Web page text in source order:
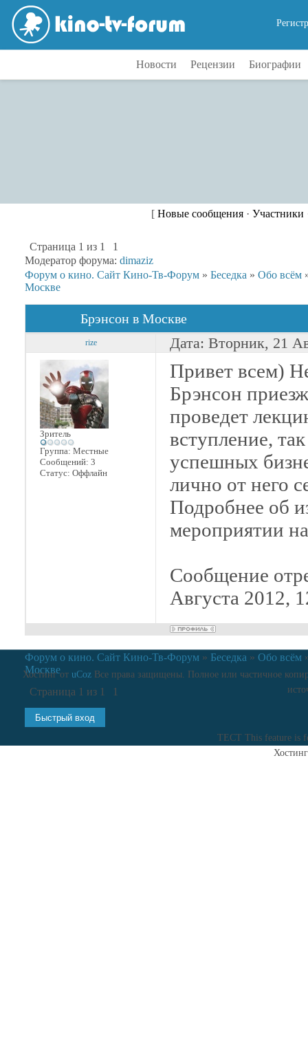
Новости Рецензии Биографии
[ Новые сообщения· Участники
Страница 1 из 1
1
Модератор форума: dimaziz
Форум о кино. Сайт Кино-Тв-Форум » Беседка » Обо всём
Москве
Брэнсон в Москве
rize Дата: Вторник, 21
Зритель
Группа: Местные
Сообщений: 3
Статус: Оффлайн
Привет всем)
Брэнсон
проведет
вступление,
успешных
лично от него
Подробнее об
мероприятии
Сообщение
Августа 2012,
Форум о кино. Сайт Кино-Тв-Форум » Беседка » Обо всём
Москве
Страница 1 из 1 1
ТЕСТ This feature is
Хостинг от uCozВсе права защищены. Полное или частичное